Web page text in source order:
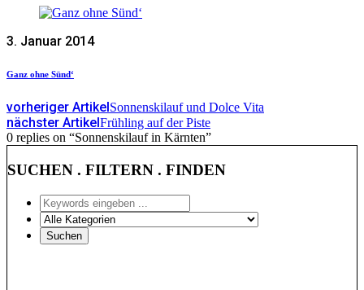
3. Januar 2014
Ganz ohne Sünd‘
vorheriger ArtikelSonnenskilauf und Dolce Vita
nächster ArtikelFrühling auf der Piste
0 replies on “Sonnenskilauf in Kärnten”
SUCHEN . FILTERN . FINDEN